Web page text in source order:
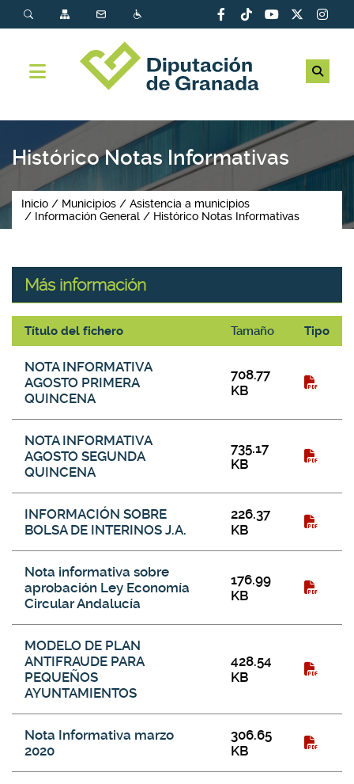
Histórico Notas Informativas
Inicio Municipios
Asistencia a municipios
Información General
Histórico Notas Informativas
Más información
Título del fichero Tamaño Tipo
NOTA INFORMATIVA
AGOSTO PRIMERA
QUINCENA
708.77
KB
NOTA INFORMATIVA
AGOSTO SEGUNDA
QUINCENA
735.17
KB
INFORMACIÓN SOBRE
BOLSA DE INTERINOS J.A.
226.37
KB
Nota informativa sobre
aprobación Ley Economía
Circular Andalucía
176.99
KB
MODELO DE PLAN
ANTIFRAUDE PARA
PEQUEÑOS
AYUNTAMIENTOS
428.54
KB
Nota Informativa marzo
2020
306.65
KB